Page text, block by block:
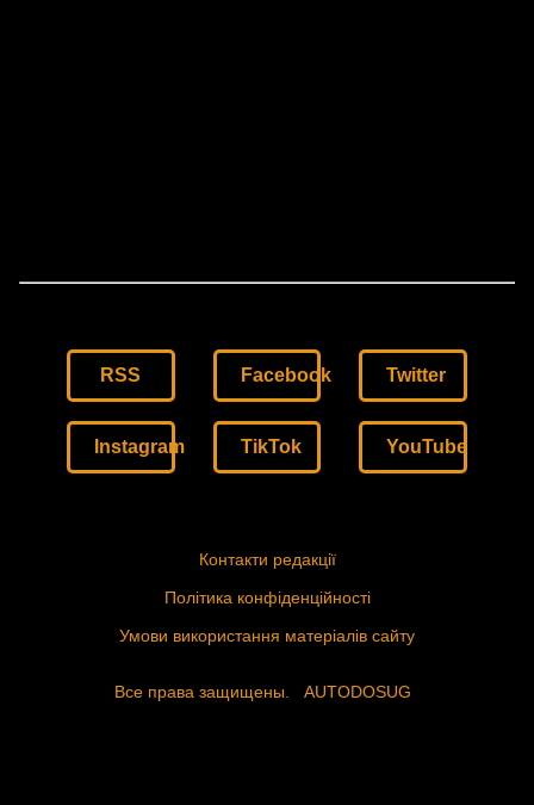
RSS Facebook Twitter
Instagram TikTok YouTube
Контакти редакції
Політика конфіденційності
Умови використання матеріалів сайту
Все права защищены. AUTODOSUG